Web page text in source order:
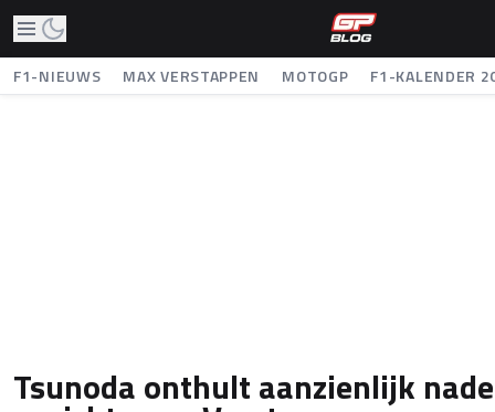
F1-NIEUWS MAX VERSTAPPEN MOTOGP F1-KALENDER
Tsunoda onthult aanzienlijk